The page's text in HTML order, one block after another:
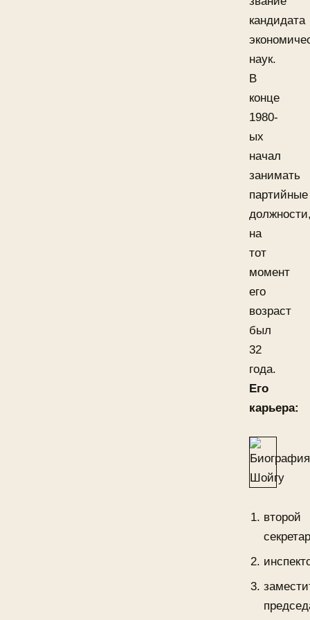
кандидата
наук.
В
конце
1980-
ых
начал
занимать
партийные
на
тот
момент
его
возраст
был
32
года.
Его
карьера:
второй